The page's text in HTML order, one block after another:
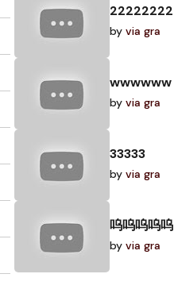
22222222
by via gra
wwwwww
by via gra
33333
by via gra
呜呜呜呜呜
by via gra